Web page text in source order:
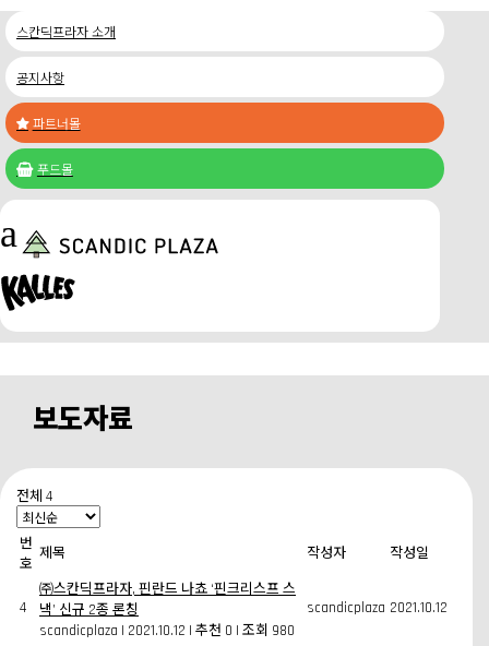
스칸딕프라자 소개
공지사항
 파트너몰
 푸드몰
a
보도자료
전체 4
번
호
제목 작성자 작성일
4
㈜스칸딕프라자, 핀란드 나쵸 ‘핀크리스프 스
낵’ 신규 2종 론칭
scandicplaza | 2021.10.12 | 추천 0 | 조회 980
scandicplaza 2021.10.12